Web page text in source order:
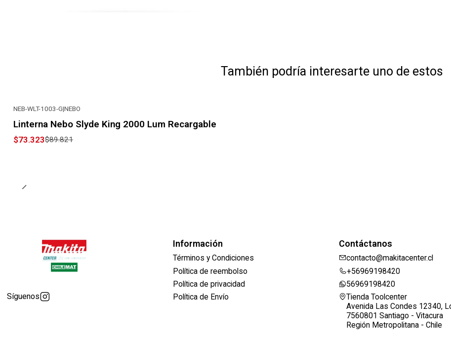
También podría interesarte uno de estos
NEB-WLT-1003-G|NEBO
Linterna Nebo Slyde King 2000 Lum Recargable
$73.323$89.821
Síguenos
Información
Términos y Condiciones
Política de reembolso
Política de privacidad
Política de Envío
Contáctanos
contacto@makitacenter.cl
+56969198420
56969198420
Tienda Toolcenter
Avenida Las Condes 12340,
7560801 Santiago - Vitacura
Región Metropolitana - Chile